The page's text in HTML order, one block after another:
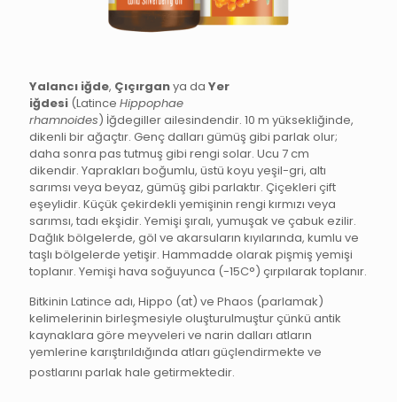
Yalancı iğde, Çıçırganya da Yer
iğdesi (Latince Hippophae
rhamnoides) İğdegiller ailesindendir. 10 m yüksekliğinde,
dikenli bir ağaçtır. Genç dalları gümüş gibi parlak olur;
daha sonra pas tutmuş gibi rengi solar. Ucu 7 cm
dikendir. Yaprakları boğumlu, üstü koyu yeşil-gri, altı
sarımsı veya beyaz, gümüş gibi parlaktır. Çiçekleri çift
eşeylidir. Küçük çekirdekli yemişinin rengi kırmızı veya
sarımsı, tadı ekşidir. Yemişi şıralı, yumuşak ve çabuk ezilir.
Dağlık bölgelerde, göl ve akarsuların kıyılarında, kumlu ve
taşlı bölgelerde yetişir. Hammadde olarak pişmiş yemişi
toplanır. Yemişi hava soğuyunca (-15C°) çırpılarak toplanır.
Bitkinin Latince adı, Hippo (at) ve Phaos (parlamak)
kelimelerinin birleşmesiyle oluşturulmuştur çünkü antik
kaynaklara göre meyveleri ve narin dalları atların
yemlerine karıştırıldığında atları güçlendirmekte ve
postlarını parlak hale getirmektedir.